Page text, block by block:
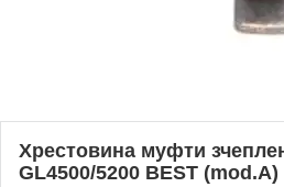
Хрестовина муфти
GL4500/5200 BEST (mod.A)